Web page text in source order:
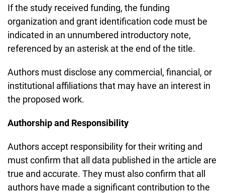
If the study received funding, the funding
organization and grant identification code must be
indicated in an unnumbered introductory note,
referenced by an asterisk at the end of the title.
Authors must disclose any commercial, financial, or
institutional affiliations that may have an interest in
the proposed work.
Authorship and Responsibility
Authors accept responsibility for their writing and
must confirm that all data published in the article are
true and accurate. They must also confirm that all
authors have made a significant contribution to the